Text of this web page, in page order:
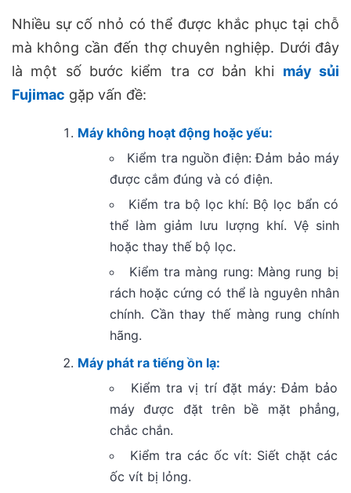
Nhiều sự cố nhỏ có thể được khắc phục tại chỗ
mà không cần đến thợ chuyên nghiệp. Dưới đây
là một số bước kiểm tra cơ bản khi máy sủi
Fujimac gặp vấn đề:
Máy không hoạt động hoặc yếu:
Kiểm tra nguồn điện: Đảm bảo máy
được cắm đúng và có điện.
Kiểm tra bộ lọc khí: Bộ lọc bẩn có
thể làm giảm lưu lượng khí. Vệ sinh
hoặc thay thế bộ lọc.
Kiểm tra màng rung: Màng rung bị
rách hoặc cứng có thể là nguyên nhân
chính. Cần thay thế màng rung chính
hãng.
Máy phát ra tiếng ồn lạ:
Kiểm tra vị trí đặt máy: Đảm bảo
máy được đặt trên bề mặt phẳng,
chắc chắn.
Kiểm tra các ốc vít: Siết chặt các
ốc vít bị lỏng.